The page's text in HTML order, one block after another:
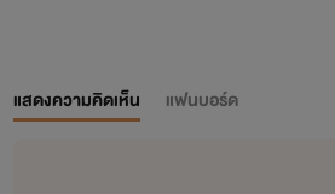
แสดงความคิดเห็น แฟนบอร์ด